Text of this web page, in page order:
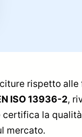
rispetto alle
ISO 13936-2,
certifica la
mercato.